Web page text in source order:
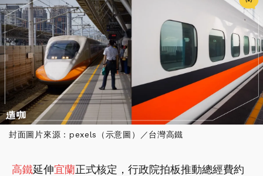
封面圖片來源：pexels（示意圖）／台灣高鐵
高鐵延伸宜蘭正式核定，行政院拍板推動總經費約